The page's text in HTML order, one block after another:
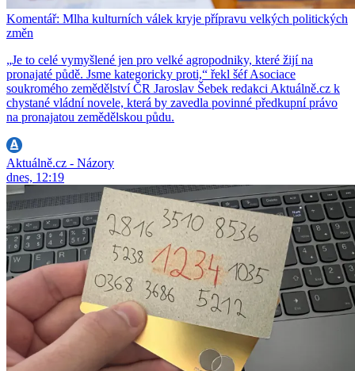
Komentář: Mlha kulturních válek kryje přípravu velkých politických
změn
„Je to celé vymyšlené jen pro velké agropodniky, které žijí na
pronajaté půdě. Jsme kategoricky proti,“ řekl šéf Asociace
soukromého zemědělství ČR Jaroslav Šebek redakci Aktuálně.cz k
chystané vládní novele, která by zavedla povinné předkupní právo
na pronajatou zemědělskou půdu.
Aktuálně.cz - Názory
dnes, 12:19